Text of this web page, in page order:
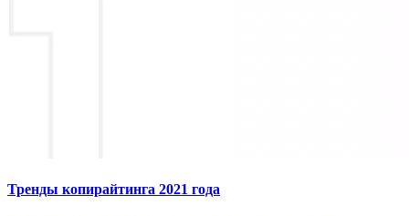
Тренды копирайтинга 2021 года